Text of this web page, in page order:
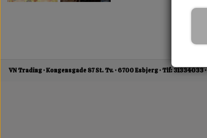
VN Trading Kongensgade 87 St. Tv. 6700 Esbjerg Tlf: 31334033